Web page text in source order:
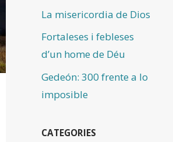
La misericordia de Dios
Fortaleses i febleses
d’un home de Déu
Gedeón: 300 frente a lo
imposible
CATEGORIES